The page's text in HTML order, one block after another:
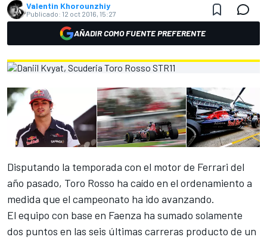
Valentin Khorounzhiy
Publicado: 12 oct 2016, 15:27
AÑADIR COMO FUENTE PREFERENTE
Disputando la temporada con el motor de Ferrari del
año pasado, Toro Rosso ha caído en el ordenamiento a
medida que el campeonato ha ido avanzando.
El equipo con base en Faenza ha sumado solamente
dos puntos en las seis últimas carreras producto de un